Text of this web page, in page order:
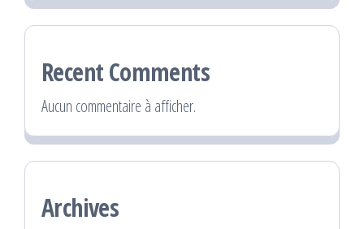
Recent Comments
Aucun commentaire à afficher.
Archives